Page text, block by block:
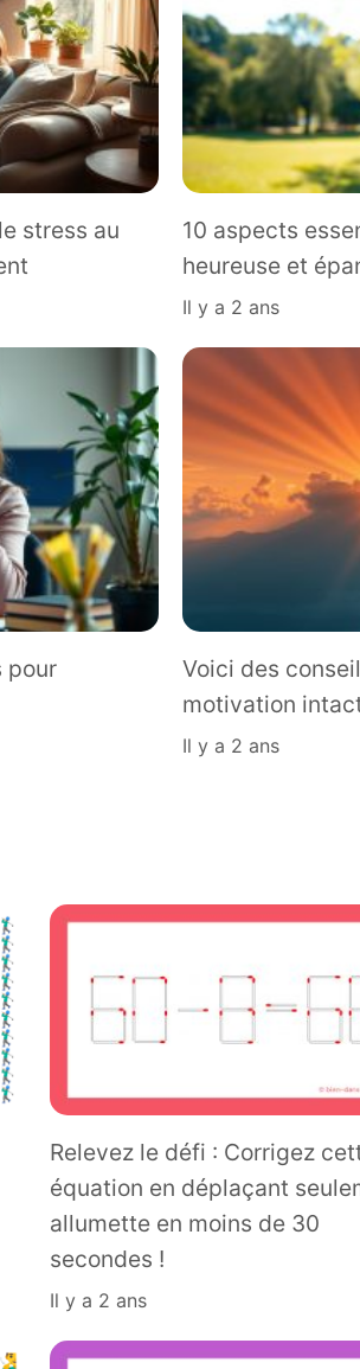
stress au
10 aspects
heureuse et
il y a 2 ans
pour
Voici des
motivation
il y a 2 ans
Relevez le défi : Corrigez
équation en déplaçant
allumette en moins de 30
secondes !
il y a 2 ans